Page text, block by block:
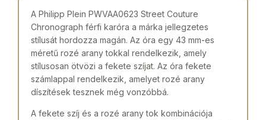
A Philipp Plein PWVAA0623 Street Couture
Chronograph férfi karóra a márka jellegzetes
stílusát hordozza magán. Az óra egy 43 mm-es
méretű rozé arany tokkal rendelkezik, amely
stílusosan ötvözi a fekete szíjat. Az óra fekete
számlappal rendelkezik, amelyet rozé arany
díszítések tesznek még vonzóbbá.
A fekete szíj és a rozé arany tok kombinációja